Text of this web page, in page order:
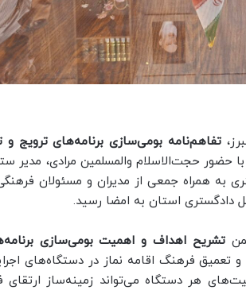
تفاهم‌نامه بومی‌سازی برنامه‌های ترویج
حضور حجت‌الاسلام والمسلمین مرادی، مدیر
به همراه جمعی از مدیران و مسئولان
دادگستری استان به امضا رسید.
تشریح اهداف و اهمیت بومی‌سازی
فرهنگ اقامه نماز در دستگاه‌های
هر دستگاه می‌تواند زمینه‌ساز